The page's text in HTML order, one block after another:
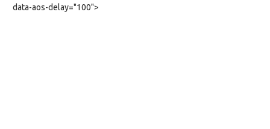
data-aos-delay="100">